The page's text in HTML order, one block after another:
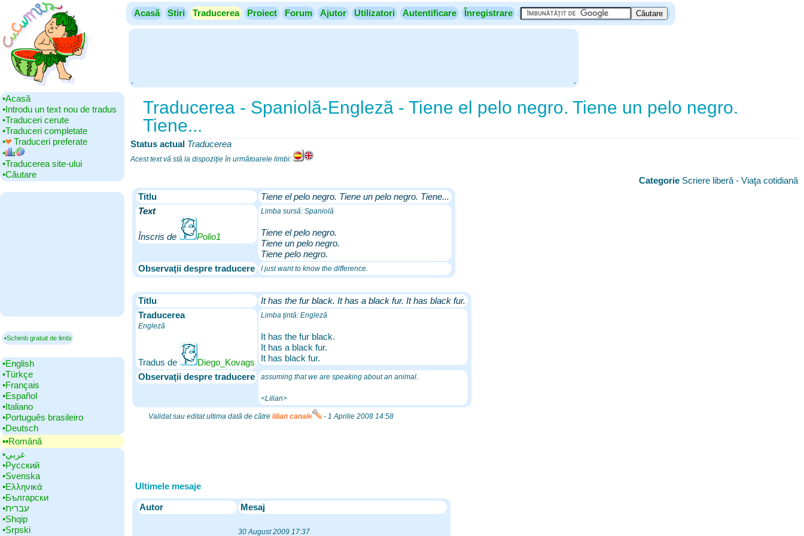
Acasă Stiri Traducerea Proiect Forum Ajutor Utilizatori Autentificare Înregistrare
.
.
•‎Acasă
•‎Introdu un text nou de tradus
•‎Traduceri cerute
•‎Traduceri completate
•‎
Traduceri preferate
•‎
•‎Traducerea site-ului
•‎Căutare
▪Schimb gratuit de limbi
•‎English
•‎Türkçe
•‎Français
•‎Español
•‎Italiano
•‎Português brasileiro
•‎Deutsch
▪▪‎Română
•‎عربي
•‎Русский
•‎Svenska
•‎Ελληνικά
•‎Български
•‎עברית
•‎Shqip
•‎Srpski
Traducerea - Spaniolă-Engleză - Tiene el pelo negro. Tiene un pelo negro.
Tiene...
Status actual Traducerea
Acest text vă stă la dispoziţie în următoarele limbi:
Categorie Scriere liberă - Viaţa cotidiană
Titlu
Tiene el pelo negro. Tiene un pelo negro. Tiene...
Text
Înscris de Polio1
Limba sursă: Spaniolă
Tiene el pelo negro.
Tiene un pelo negro.
Tiene pelo negro.
Observaţii despre traducere
I just want to know the difference.
Titlu
It has the fur black. It has a black fur. It has black fur.
Traducerea
Engleză
Tradus de Diego_Kovags
Limba ţintă: Engleză
It has the fur black.
It has a black fur.
It has black fur.
Observaţii despre traducere
assuming that we are speaking about an animal.
<Lilian>
Validat sau editat ultima dată de către lilian canale - 1 Aprilie 2008 14:58
Ultimele mesaje
Autor Mesaj
30 August 2009 17:37